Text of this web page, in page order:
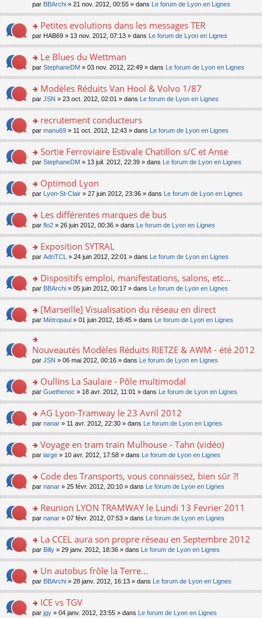
ult
er
le
m
e
s
a
g
e
n
lu
le
pl
u
ré
c
e
nt
par BBArchi » 21 nov. 2012, 00:55 » dans Le forum de Lyon en Lignes
o
n
ult
er
le
m
e
a
g
e
n
n
le
pl
u
ré
c
e
nt
Petites evolutions dans les messages TER
par HAB69 » 13 nov. 2012, 07:13 » dans Le forum de Lyon en Lignes
o
n
ult
er
le
m
e
a
g
e
n
n
le
pl
u
ré
c
e
nt
Le Blues du Wettman
par StephaneDM » 03 nov. 2012, 22:49 » dans Le forum de Lyon en Lignes
o
n
ult
er
le
m
e
a
g
e
n
n
le
pl
u
ré
c
e
nt
Modèles Réduits Van Hool & Volvo 1/87
par JSN » 23 oct. 2012, 02:01 » dans Le forum de Lyon en Lignes
o
n
ult
er
le
m
e
a
g
e
n
n
le
pl
u
ré
c
e
nt
recrutement conducteurs
par manu69 » 11 oct. 2012, 12:43 » dans Le forum de Lyon en Lignes
o
n
ult
er
le
m
e
a
g
e
n
n
le
pl
u
s
ré
c
e
nt
Sortie Ferroviaire Estivale Chatillon s/C et Anse
par StephaneDM » 13 juil. 2012, 22:39 » dans Le forum de Lyon en Lignes
o
n
ult
er
le
m
e
a
g
e
n
n
le
pl
u
s
c
e
nt
Optimod Lyon
par Lyon-St-Clair » 27 juin 2012, 23:36 » dans Le forum de Lyon en Lignes
o
n
ult
er
le
m
e
a
g
e
n
o
lu
pl
u
s
c
e
nt
Les différentes marques de bus
par flo2 » 26 juin 2012, 00:36 » dans Le forum de Lyon en Lignes
o
n
ult
er
le
m
e
s
g
e
n
o
lu
pl
u
s
c
e
nt
Exposition SYTRAL
par AdriTCL » 24 juin 2012, 22:01 » dans Le forum de Lyon en Lignes
o
n
ult
er
le
m
e
s
g
e
n
o
lu
pl
u
s
c
e
nt
Dispositifs emploi, manifestations, salons, etc...
par BBArchi » 05 juin 2012, 00:17 » dans Le forum de Lyon en Lignes
o
n
s
ult
er
le
m
e
s
g
e
n
o
lu
pl
u
s
c
e
nt
[Marseille] Visualisation du réseau en direct
par Métropaul » 01 juin 2012, 18:45 » dans Le forum de Lyon en Lignes
o
n
er
le
m
e
s
a
g
e
n
n
lu
le
pl
u
c
e
nt
Nouveautés Modèles Réduits RIETZE & AWM - été 2012
par JSN » 06 mai 2012, 00:16 » dans Le forum de Lyon en Lignes
o
n
ult
er
le
m
e
a
g
e
n
n
le
pl
u
ré
c
e
nt
Oullins La Saulaie - Pôle multimodal
par Guethenoc » 18 avr. 2012, 11:01 » dans Le forum de Lyon en Lignes
o
n
ult
er
le
m
e
a
g
e
n
n
le
pl
u
ré
c
AG Lyon-Tramway le 23 Avril 2012
par nanar » 11 avr. 2012, 22:30 » dans Le forum de Lyon en Lignes
o
n
ult
er
le
m
e
a
g
e
n
n
le
pl
Voyage en tram train Mulhouse - Tahn (vidéo)
par large » 10 avr. 2012, 17:58 » dans Le forum de Lyon en Lignes
o
n
ult
er
le
m
e
a
g
e
n
Code des Transports, vous connaissez, bien sûr ?!
par nanar » 25 févr. 2012, 20:10 » dans Le forum de Lyon en Lignes
o
n
ult
er
le
m
e
a
g
Reunion LYON TRAMWAY le Lundi 13 Fevrier 2011
par nanar » 07 févr. 2012, 07:53 » dans Le forum de Lyon en Lignes
o
n
ult
er
le
m
e
La CCEL aura son propre réseau en Septembre 2012
par Billy » 29 janv. 2012, 18:36 » dans Le forum de Lyon en Lignes
o
n
ult
er
Un autobus frôle la Terre...
par BBArchi » 28 janv. 2012, 16:13 » dans Le forum de Lyon en Lignes
o
ICE vs TGV
par jgy » 04 janv. 2012, 23:55 » dans Le forum de Lyon en Lignes